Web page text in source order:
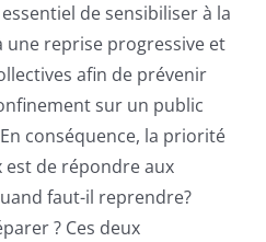
de sensibiliser à la
une reprise progressive et
afin de prévenir
sur un public
conséquence, la priorité
est de répondre aux
faut-il reprendre?
? Ces deux